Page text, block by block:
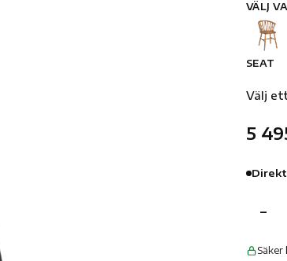
VÄLJ
SEAT
Välj
5
−
Säker